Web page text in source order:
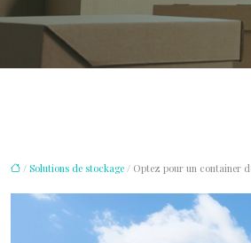
/ Solutions de stockage / Optez pour un container